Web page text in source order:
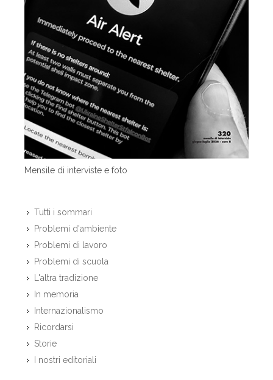
Mensile di interviste e foto
Tutti i sommari
Problemi d'ambiente
Problemi di lavoro
Problemi di scuola
L'altra tradizione
In memoria
Internazionalismo
Ricordarsi
Storie
I nostri editoriali